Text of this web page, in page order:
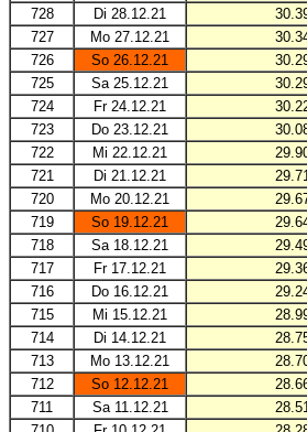
728
Di 28.12.21
727
Mo 27.12.21
726
So 26.12.21
725
Sa 25.12.21
724
Fr 24.12.21
723
Do 23.12.21
722
Mi 22.12.21
721
Di 21.12.21
720
Mo 20.12.21
719
So 19.12.21
718
Sa 18.12.21
717
Fr 17.12.21
716
Do 16.12.21
715
Mi 15.12.21
714
Di 14.12.21
713
Mo 13.12.21
712
So 12.12.21
711
Sa 11.12.21